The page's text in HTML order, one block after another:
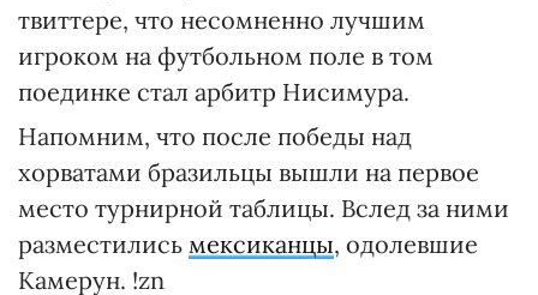
твиттере, что несомненно лучшим
игроком на футбольном поле в том
поединке стал арбитр Нисимура.
Напомним, что после победы над
хорватами бразильцы вышли на первое
место турнирной таблицы. Вслед за ними
разместились мексиканцы, одолевшие
Камерун. !zn